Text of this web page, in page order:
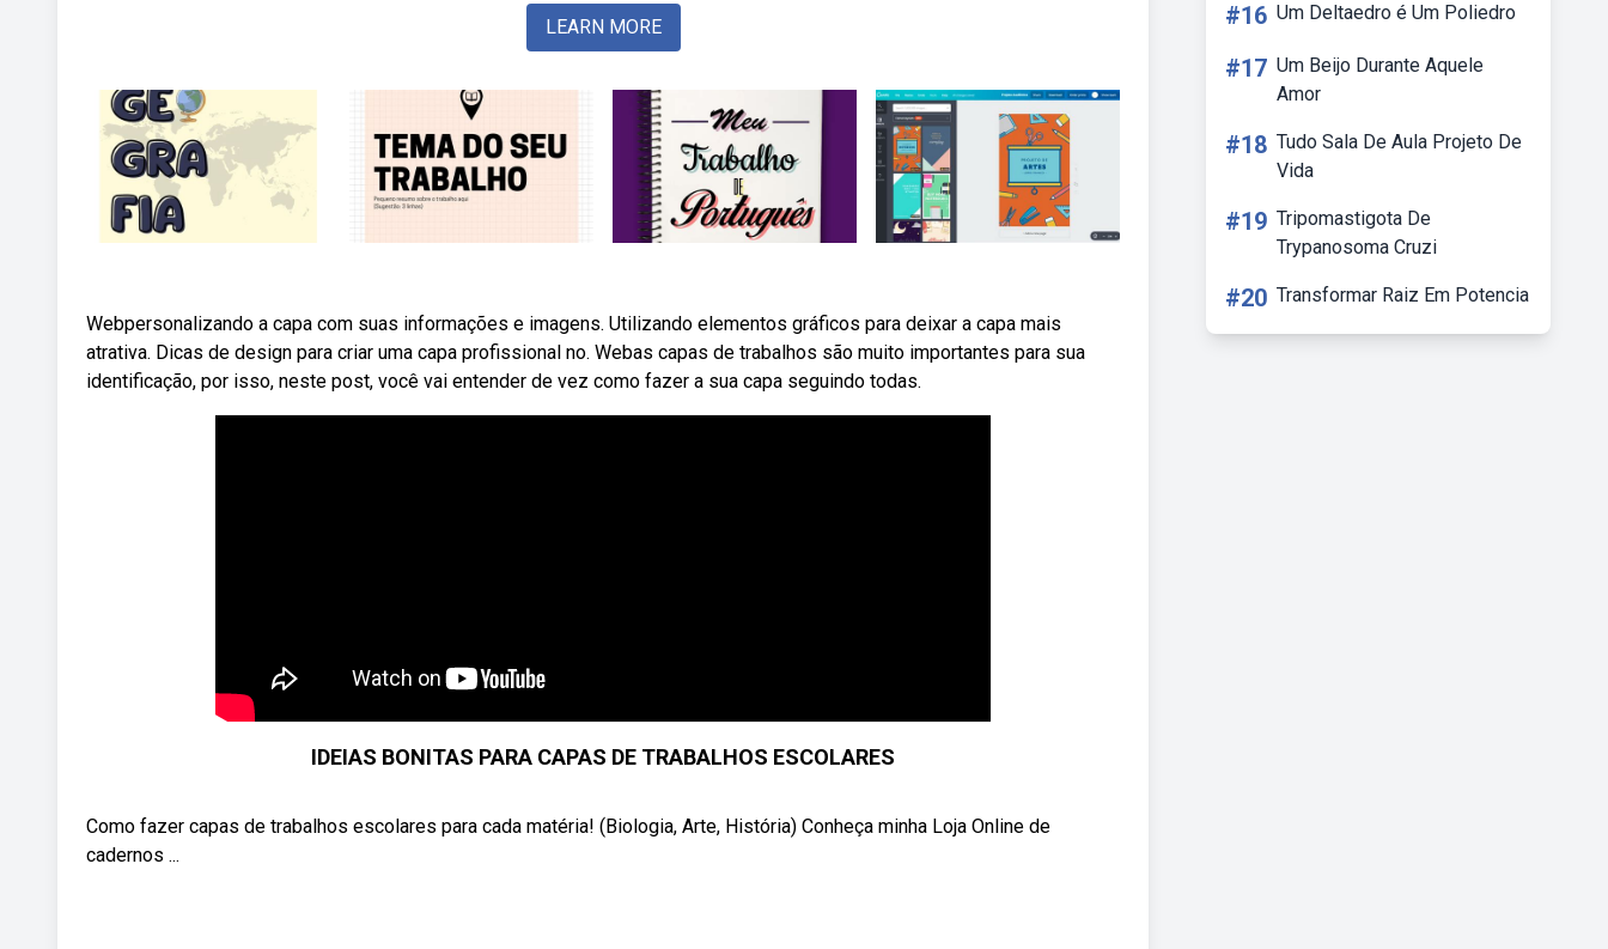
LEARN MORE
Webpersonalizando a capa com suas informações e imagens. Utilizando elementos gráficos para deixar a capa mais
atrativa. Dicas de design para criar uma capa profissional no. Webas capas de trabalhos são muito importantes para sua
identificação, por isso, neste post, você vai entender de vez como fazer a sua capa seguindo todas.
IDEIAS BONITAS PARA CAPAS DE TRABALHOS ESCOLARES
Como fazer capas de trabalhos escolares para cada matéria! (Biologia, Arte, História) Conheça minha Loja Online de
cadernos ...
#16 Um Deltaedro é Um Poliedro
#17 Um Beijo Durante Aquele
Amor
#18 Tudo Sala De Aula Projeto De
Vida
#19 Tripomastigota De
Trypanosoma Cruzi
#20 Transformar Raiz Em Potencia